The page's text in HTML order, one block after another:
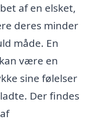
af en elsket,
deres minder
måde. En
være en
sine følelser
Der findes